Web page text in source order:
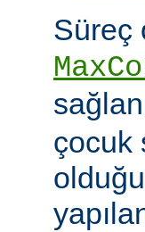
Süreç
çocuk